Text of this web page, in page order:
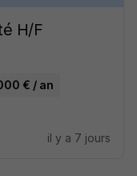
H/F
€ / an
il y a 7 jours